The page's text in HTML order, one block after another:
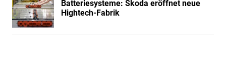
Batteriesysteme: Skoda eröffnet neue
Hightech-Fabrik